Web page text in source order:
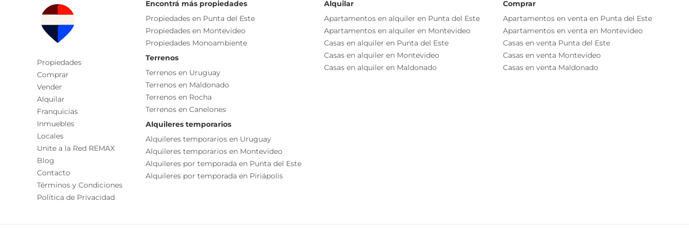
y reposeras, de uso común.
El apartamento como todo el edificio se destaca por la excelencia en la calidad de las terminaciones, la
selección de los materiales y el cuidado de cada detalle. Se trata de un edificio elegante y moderno.
Se encuentra en una zona de fácil acceso a servicios comerciales, próximo a colegios, clubes, rambla,
espacios verdes, propuestas gastronómicas, centros educativos y servicios de transporte público.
VALOR VENTA: USD 150.000.
Gastos comunes: $3.500.
VALOR RENTA: $31.500.
Comisión inmobiliaria: 3% + iva.
Cada Oficina es de propiedad, gestión y desarrollo independiente
La presente publicación describe las características esenciales del inmueble, debiéndose consultar al
responsable de la operación por la eventual actualización de las medidas, descripciones arquitectónicas y
funcionales, servicios, impuestos, precios y demás información, cuyos valores son aproximados.
Disposición Contrafrente
Balcón
Orientación Noroeste
Cocina/comedor
Propiedades
Comprar
Vender
Alquilar
Franquicias
Inmuebles
Locales
Unite a la Red REMAX
Blog
Contacto
Términos y Condiciones
Política de Privacidad
Encontrá más propiedades
Propiedades en Punta del Este
Propiedades en Montevideo
Propiedades Monoambiente
Terrenos
Terrenos en Uruguay
Terrenos en Maldonado
Terrenos en Rocha
Terrenos en Canelones
Alquileres temporarios
Alquileres temporarios en Uruguay
Alquileres temporarios en Montevideo
Alquileres por temporada en Punta del Este
Alquileres por temporada en Piriápolis
Alquilar
Apartamentos en alquiler en Punta del Este
Apartamentos en alquiler en Montevideo
Casas en alquiler en Punta del Este
Casas en alquiler en Montevideo
Casas en alquiler en Maldonado
Comprar
Apartamentos en venta en Punta del Este
Apartamentos en venta en Montevideo
Casas en venta Punta del Este
Casas en venta Montevideo
Casas en venta Maldonado